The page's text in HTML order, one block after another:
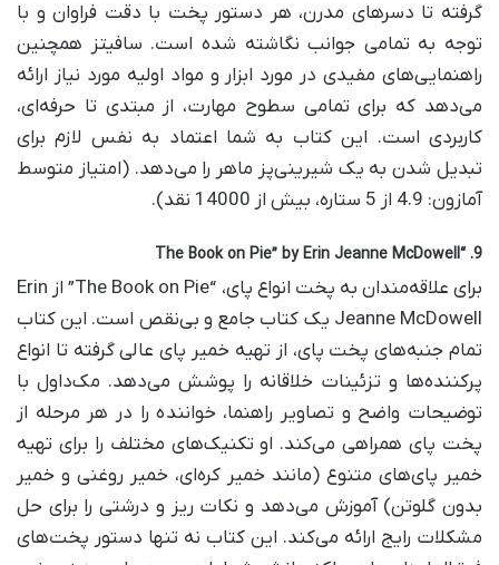
گرفته تا دسرهای مدرن، هر دستور پخت با دقت فراوان و با
توجه به تمامی جوانب نگاشته شده است. سافیتز همچنین
راهنمایی‌های مفیدی در مورد ابزار و مواد اولیه مورد نیاز ارائه
می‌دهد که برای تمامی سطوح مهارت، از مبتدی تا حرفه‌ای،
کاربردی است. این کتاب به شما اعتماد به نفس لازم برای
تبدیل شدن به یک شیرینی‌پز ماهر را می‌دهد. (امتیاز متوسط
آمازون: 4.9 از 5 ستاره، بیش از 14000 نقد).
9. “The Book on Pie” by Erin Jeanne McDowell
برای علاقه‌مندان به پخت انواع پای، “The Book on Pie” از Erin
Jeanne McDowell یک کتاب جامع و بی‌نقص است. این کتاب
تمام جنبه‌های پخت پای، از تهیه خمیر پای عالی گرفته تا انواع
پرکننده‌ها و تزئینات خلاقانه را پوشش می‌دهد. مک‌داول با
توضیحات واضح و تصاویر راهنما، خواننده را در هر مرحله از
پخت پای همراهی می‌کند. او تکنیک‌های مختلف را برای تهیه
خمیر پای‌های متنوع (مانند خمیر کره‌ای، خمیر روغنی و خمیر
بدون گلوتن) آموزش می‌دهد و نکات ریز و درشتی را برای حل
مشکلات رایج ارائه می‌کند. این کتاب نه تنها دستور پخت‌های